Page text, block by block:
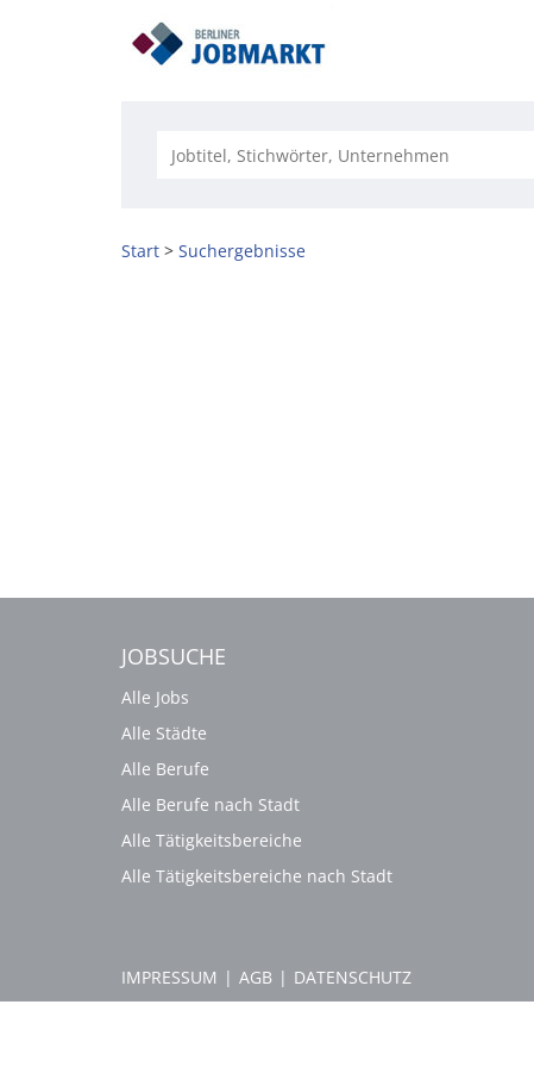
Start Suchergebnisse
JOBSUCHE
Alle Jobs
Alle Städte
Alle Berufe
Alle Berufe nach Stadt
Alle Tätigkeitsbereiche
Alle Tätigkeitsbereiche nach Stadt
IMPRESSUM | AGB | DATENSCHUTZ